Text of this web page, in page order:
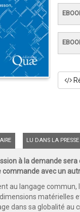
LU DANS LA PRESSE
à la demande
commande avec un
au langage commun,
matérielles
dans sa globalité au